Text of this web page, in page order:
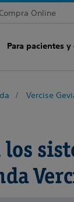
Compra Online
Para pacientes
Vercise